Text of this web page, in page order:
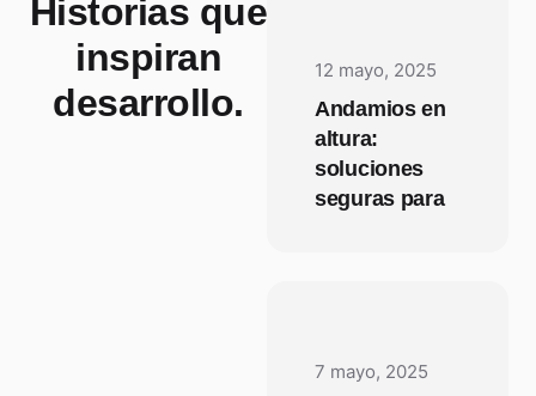
Historias que
inspiran
desarrollo.
12 mayo, 2025
Andamios en
altura:
soluciones
seguras para
7 mayo, 2025